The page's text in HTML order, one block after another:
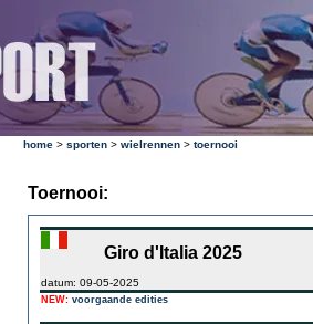
home > sporten > wielrennen > toernooi
Toernooi:
Giro d'Italia 2025
datum: 09-05-2025
NEW: voorgaande edities